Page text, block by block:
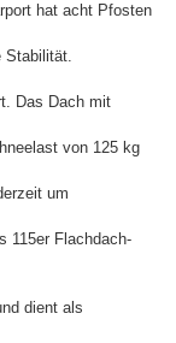
hat acht Pfosten
Stabilität.
Das Dach mit
von 125 kg
um
115er Flachdach-
dient als